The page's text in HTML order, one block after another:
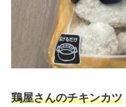
鶏屋さんのチキンカツ